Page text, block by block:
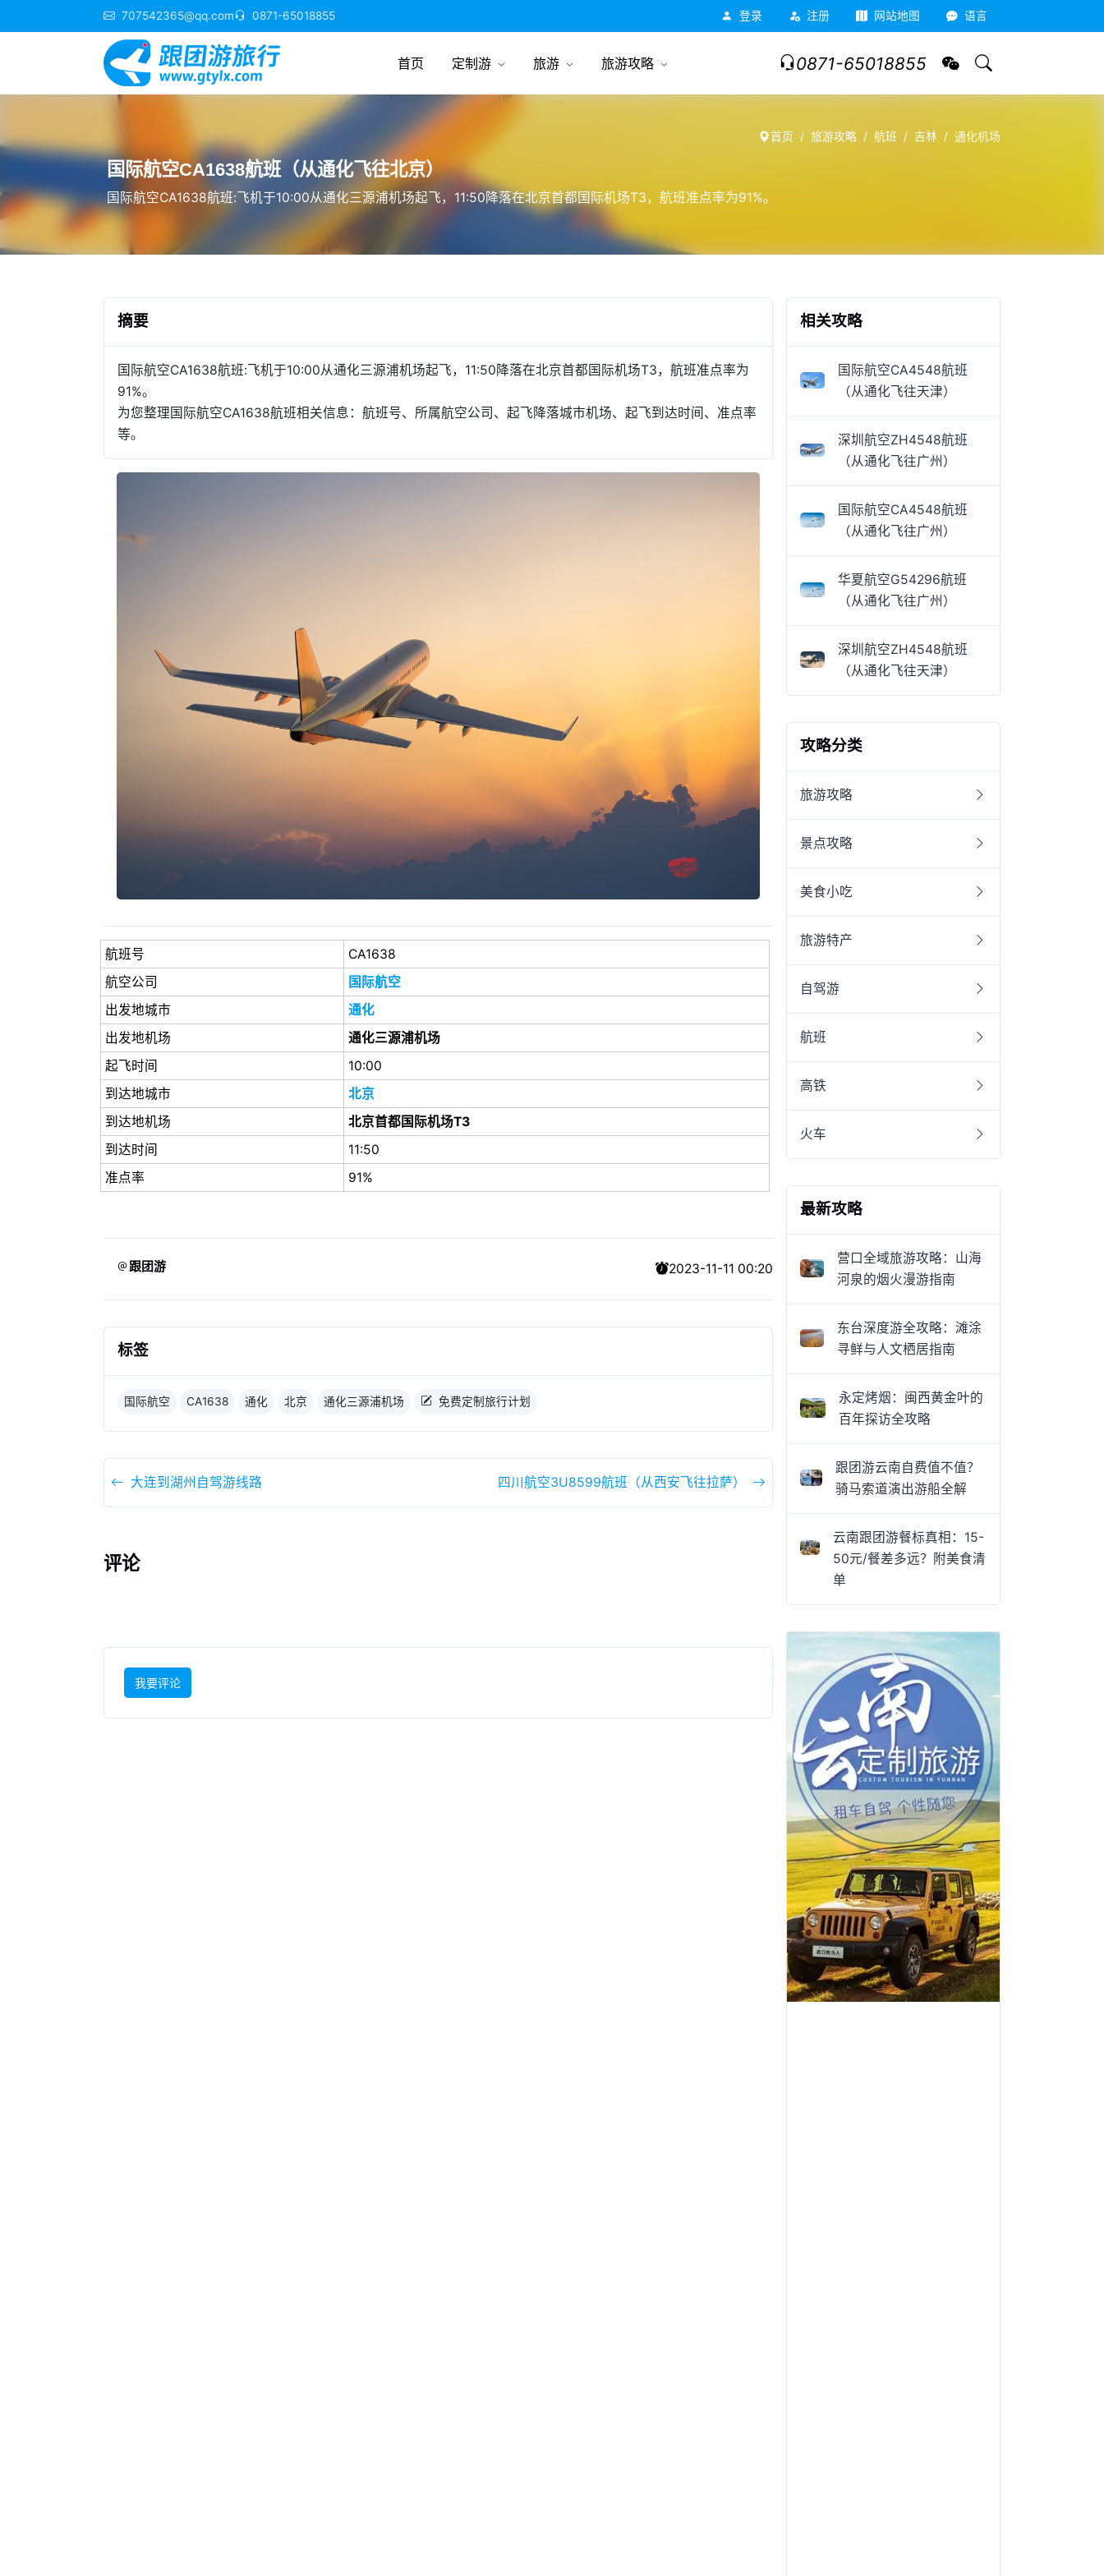
707542365@qq.com 0871-65018855 登录 注册 网站地图 语言
首页 定制游 旅游 旅游攻略 0871-65018855
首页 旅游攻略 航班 吉林 通化机场
国际航空CA1638航班（从通化飞往北京）
国际航空CA1638航班:飞机于10:00从通化三源浦机场起飞，11:50降落在北京首都国际机场T3，航班准点率为91%。
摘要
国际航空CA1638航班:飞机于10:00从通化三源浦机场起飞，11:50降落在北京首都国际机场T3，航班准点率为
91%。
为您整理国际航空CA1638航班相关信息：航班号、所属航空公司、起飞降落城市机场、起飞到达时间、准点率
等。
航班号
CA1638
航空公司
国际航空
出发地城市
通化
出发地机场
通化三源浦机场
起飞时间
10:00
到达地城市
北京
到达地机场
北京首都国际机场T3
到达时间
11:50
准点率
91%
跟团游 2023-11-11 00:20
标签
国际航空 CA1638 通化 北京 通化三源浦机场 免费定制旅行计划
大连到湖州自驾游线路 四川航空3U8599航班（从西安飞往拉萨）
评论
我要评论
相关攻略
国际航空CA4548航班
（从通化飞往天津）
深圳航空ZH4548航班
（从通化飞往广州）
国际航空CA4548航班
（从通化飞往广州）
华夏航空G54296航班
（从通化飞往广州）
深圳航空ZH4548航班
（从通化飞往天津）
攻略分类
旅游攻略
景点攻略
美食小吃
旅游特产
自驾游
航班
高铁
火车
最新攻略
营口全域旅游攻略：山海
河泉的烟火漫游指南
东台深度游全攻略：滩涂
寻鲜与人文栖居指南
永定烤烟：闽西黄金叶的
百年探访全攻略
跟团游云南自费值不值？
骑马索道演出游船全解
云南跟团游餐标真相：15-
50元/餐差多远？附美食清
单